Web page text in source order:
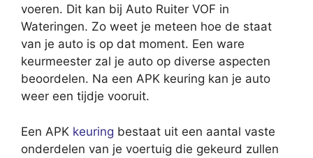
voeren. Dit kan bij Auto Ruiter VOF in
Wateringen. Zo weet je meteen hoe de staat
van je auto is op dat moment. Een ware
keurmeester zal je auto op diverse aspecten
beoordelen. Na een APK keuring kan je auto
weer een tijdje vooruit.
Een APK keuring bestaat uit een aantal vaste
onderdelen van je voertuig die gekeurd zullen